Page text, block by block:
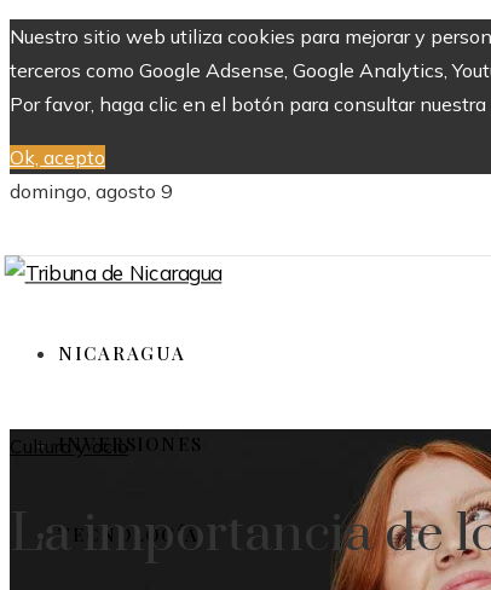
Nuestro sitio web utiliza cookies para mejorar y
terceros como Google Adsense, Google Analytics,
Por favor, haga clic en el botón para consultar
Ok, acepto
domingo, agosto 9
NICARAGUA
INVERSIONES
TECNOLOGÍA
Cultura y ocio
La importancia de